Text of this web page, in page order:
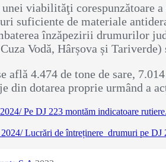
viabilităţi corespunzătoare
suficiente de materiale
înzăpezirii drumurilor
Vodă, Hârșova și
află 4.474 de tone de sare,
din dotarea proprie urmând a
Pe DJ 223 montăm indicatoare rutiere.
Lucrări de întreținere drumuri pe DJ